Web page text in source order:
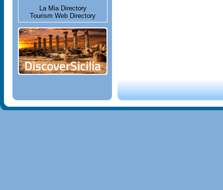
La Mia Directory
Tourism Web Directory